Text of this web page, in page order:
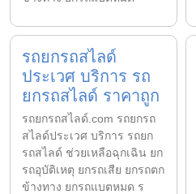
รถยกรถสไลด์
ประเวศ บริการ รถ
ยกรถสไลด์ ราคาถูก
รถยกรถสไลด์.com รถยกรถ
สไลด์ประเวศ บริการ รถยก
รถสไลด์ ช่วยเหลือฉุกเฉิน ยก
รถอุบัติเหตุ ยกรถเสีย ยกรถตก
ข้างทาง ยกรถแบตหมด ร